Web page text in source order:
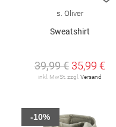
s. Oliver
Sweatshirt
39,99 € 35,99 €
inkl. MwSt. zzgl.Versand
-10%